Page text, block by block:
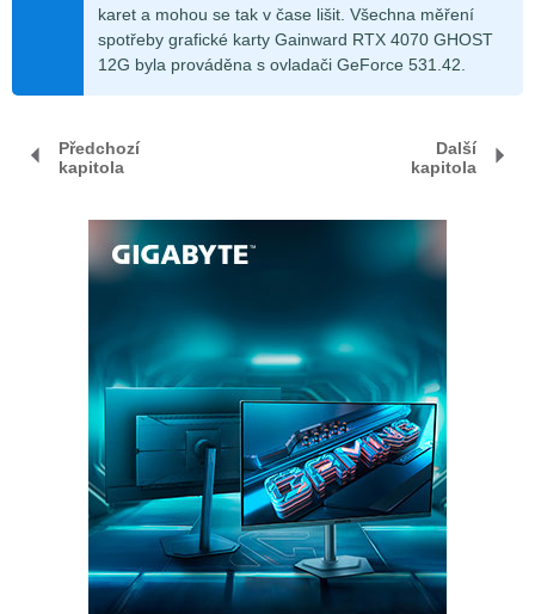
karet a mohou se tak v čase lišit. Všechna měření
spotřeby grafické karty Gainward RTX 4070 GHOST
12G byla prováděna s ovladači GeForce 531.42.
Předchozí
kapitola
Další
kapitola